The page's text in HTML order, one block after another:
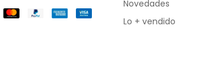
Novedades
Lo + vendido